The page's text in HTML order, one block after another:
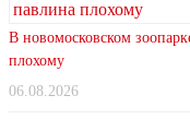
В новомосковском
плохому
06.08.2026